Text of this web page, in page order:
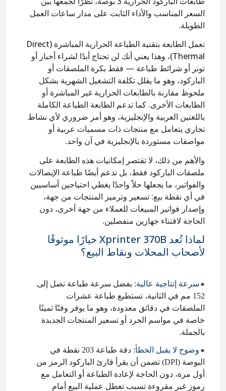
السعر المناسب والأداء الثابت على مدار ساعات العمل
الطويلة.
تعمل الطابعة بتقنية الطباعة الحرارية المباشرة (Direct
Thermal)، وهذا يعني أنك لن تحتاج أبدًا لشراء أحبار أو
تونر أو شرائط طباعة — فقط بكرة الملصقات أو
الباركود، وهو ما يقلل تكلفة التشغيل الشهرية بشكل
ملحوظ مقارنة بالطابعات الحرارية غير المباشرة أو
الطابعات الأخرى. كما تدعم الطابعة الطباعة الكاملة
باللغتين العربية والإنجليزية، وهو أمر ضروري لأي نشاط
تجاري يتعامل مع منتجات ذات مسميات عربية أو
مواصفات مستوردة بالإنجليزية في آن واحد.
والأهم من ذلك، لا تقتصر إمكانيات هذه الطابعة على
ملصقات الباركود فقط، بل تدعم أيضًا طباعة الإيصالات
والفواتير، ما يجعلها حلاً واحدًا يغطي احتياجين أساسيين
في أي نقطة بيع: تسعير وترميز المنتجات من جهة،
وإصدار فواتير المبيعات للعملاء من جهة أخرى، دون
الحاجة لاقتناء جهازين منفصلين.
لماذا تُعد Xprinter 370B خيارًا موثوقًا
لأصحاب المحلات ونقاط البيع؟
● سرعة إنتاجية عالية: بفضل سرعة طباعة تصل إلى
152 مم في الثانية، تستطيع طباعة عشرات
الملصقات في دقائق معدودة، وهو ما يوفر وقتًا ثمينًا
خاصة في مواسم الجرد أو تسعير المنتجات الجديدة
بالجملة.
● وضوح لا يقبل الخطأ:
دقة طباعة 203 نقطة في
البوصة (DPI) تضمن أن يقرأ قارئ الباركود الرمز من
أول مرة، دون الحاجة لإعادة الطباعة أو التعامل مع
رموز غير مقروءة تسبب تعطل عملية البيع أمام